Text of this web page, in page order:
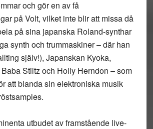
och gör en av få
på Volt, vilket inte blir att missa då
på sina japanska Roland-synthar
synth och trummaskiner – där han
själv!), Japanskan Kyoka,
Stiltz och Holly Herndon – som
att blanda sin elektroniska musik
utbudet av framstående live-